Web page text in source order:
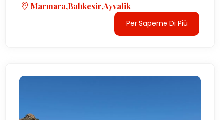
Marmara,Balıkesir,Ayvalik
Per Saperne Di Più